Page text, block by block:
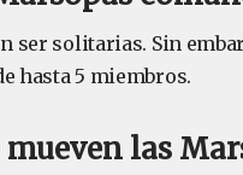
ser solitarias. Sin
hasta 5 miembros.
mueven las